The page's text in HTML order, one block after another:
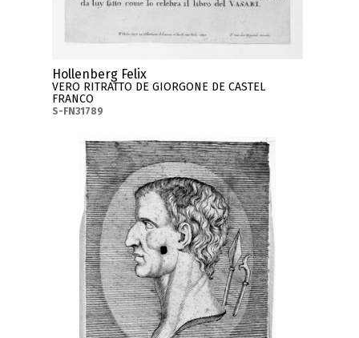
Hollenberg Felix
VERO RITRATTO DE GIORGONE DE CASTEL
FRANCO
S-FN31789